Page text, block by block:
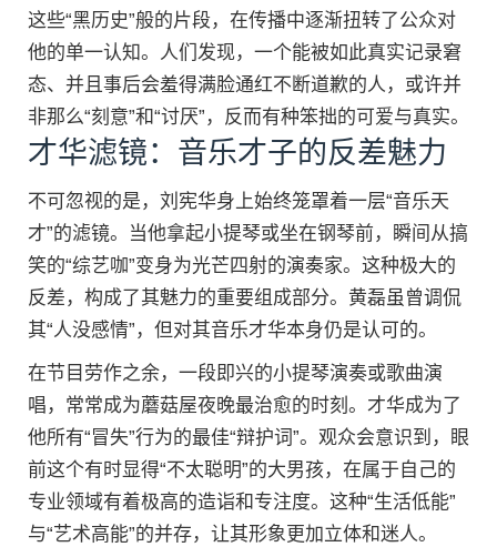
这些“黑历史”般的片段，在传播中逐渐扭转了公众对
他的单一认知。人们发现，一个能被如此真实记录窘
态、并且事后会羞得满脸通红不断道歉的人，或许并
非那么“刻意”和“讨厌”，反而有种笨拙的可爱与真实。
才华滤镜：音乐才子的反差魅力
不可忽视的是，刘宪华身上始终笼罩着一层“音乐天
才”的滤镜。当他拿起小提琴或坐在钢琴前，瞬间从搞
笑的“综艺咖”变身为光芒四射的演奏家。这种极大的
反差，构成了其魅力的重要组成部分。黄磊虽曾调侃
其“人没感情”，但对其音乐才华本身仍是认可的。
在节目劳作之余，一段即兴的小提琴演奏或歌曲演
唱，常常成为蘑菇屋夜晚最治愈的时刻。才华成为了
他所有“冒失”行为的最佳“辩护词”。观众会意识到，眼
前这个有时显得“不太聪明”的大男孩，在属于自己的
专业领域有着极高的造诣和专注度。这种“生活低能”
与“艺术高能”的并存，让其形象更加立体和迷人。